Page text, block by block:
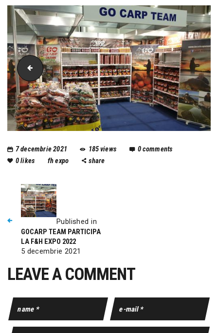
gocarpteam
7 decembrie 2021 185views 0comments
0likes fh expo share
Published in
GOCARP TEAM PARTICIPA
LA F&H EXPO 2022
5 decembrie 2021
LEAVE A COMMENT